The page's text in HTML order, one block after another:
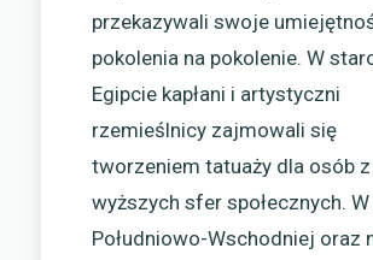
przekazywali swoje
pokolenia na pokolenie. W
Egipcie kapłani i artystyczni
rzemieślnicy zajmowali się
tworzeniem tatuaży dla osób z
wyższych sfer społecznych.
Południowo-Wschodniej oraz